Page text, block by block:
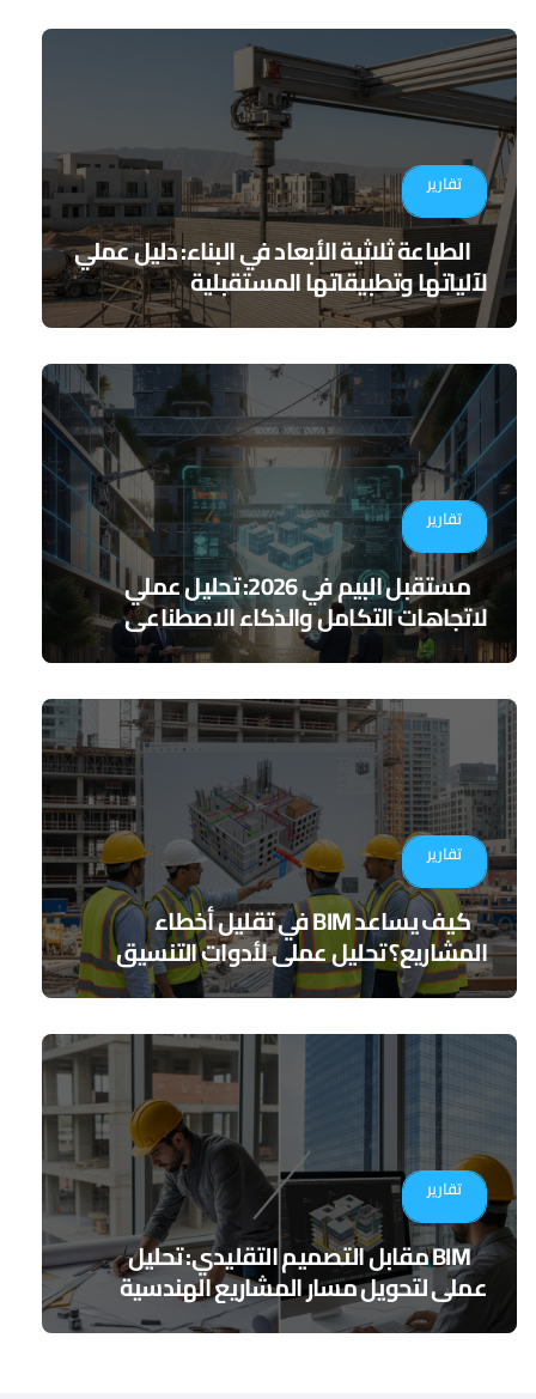
تقارير
الطباعة ثلاثية الأبعاد في البناء: دليل عملي
لآلياتها وتطبيقاتها المستقبلية
تقارير
مستقبل البيم في 2026: تحليل عملي
لاتجاهات التكامل والذكاء الاصطناعي
تقارير
كيف يساعد BIM في تقليل أخطاء
المشاريع؟ تحليل عملي لأدوات التنسيق
الرقمي
تقارير
BIM مقابل التصميم التقليدي: تحليل
عملي لتحويل مسار المشاريع الهندسية